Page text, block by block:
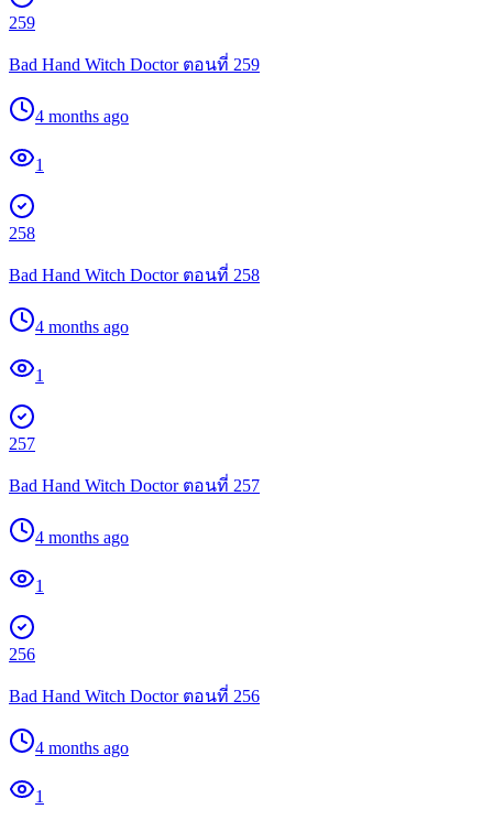
259
Bad Hand Witch Doctor ตอนที่ 259
4 months ago
1
258
Bad Hand Witch Doctor ตอนที่ 258
4 months ago
1
257
Bad Hand Witch Doctor ตอนที่ 257
4 months ago
1
256
Bad Hand Witch Doctor ตอนที่ 256
4 months ago
1